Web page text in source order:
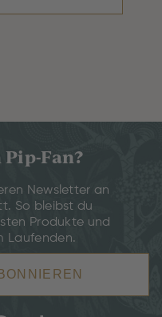
Fan?
Newsletter an
So bleibst du
Produkte und
Laufenden.